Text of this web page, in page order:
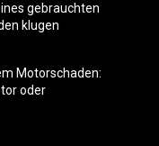
gebrauchten
klugen
Motorschaden:
oder